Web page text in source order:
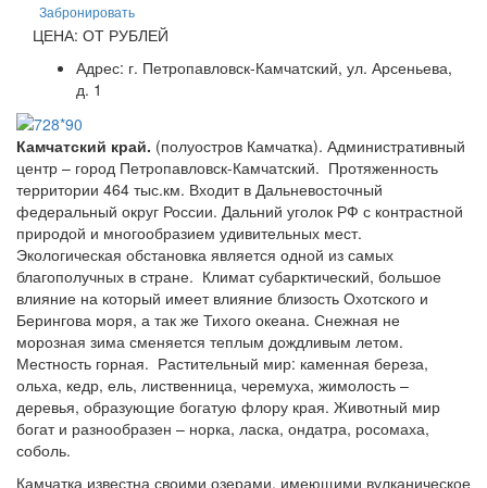
Забронировать
ЦЕНА: ОТ РУБЛЕЙ
Адрес: г. Петропавловск-Камчатский, ул. Арсеньева,
д. 1
Камчатский край. (полуостров Камчатка). Административный
центр – город Петропавловск-Камчатский. Протяженность
территории 464 тыс.км. Входит в Дальневосточный
федеральный округ России. Дальний уголок РФ с контрастной
природой и многообразием удивительных мест.
Экологическая обстановка является одной из самых
благополучных в стране. Климат субарктический, большое
влияние на который имеет влияние близость Охотского и
Берингова моря, а так же Тихого океана. Снежная не
морозная зима сменяется теплым дождливым летом.
Местность горная. Растительный мир: каменная береза,
ольха, кедр, ель, лиственница, черемуха, жимолость –
деревья, образующие богатую флору края. Животный мир
богат и разнообразен – норка, ласка, ондатра, росомаха,
соболь.
Камчатка известна своими озерами, имеющими вулканическое